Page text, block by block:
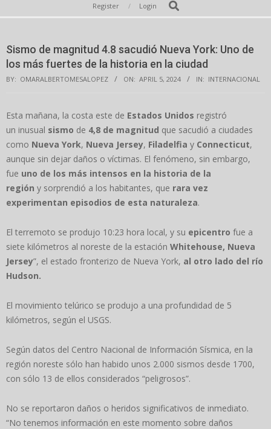
Navigation
Register Login Search
Sismo de magnitud 4.8 sacudió Nueva York: Uno de
los más fuertes de la historia en la ciudad
BY: OMARALBERTOMESALOPEZ ON: APRIL 5, 2024 IN: INTERNACIONAL
Esta mañana, la costa este de Estados Unidos registró
un inusual sismo de 4,8 de magnitud que sacudió a ciudades
como Nueva York, Nueva Jersey, Filadelfia y Connecticut,
aunque sin dejar daños o víctimas. El fenómeno, sin embargo,
fue uno de los más intensos en la historia de la
región y sorprendió a los habitantes, que rara vez
experimentan episodios de esta naturaleza.
El terremoto se produjo 10:23 hora local, y su epicentro fue a
siete kilómetros al noreste de la estación Whitehouse, Nueva
Jersey”, el estado fronterizo de Nueva York, al otro lado del río
Hudson.
El movimiento telúrico se produjo a una profundidad de 5
kilómetros, según el USGS.
Según datos del Centro Nacional de Información Sísmica, en la
región noreste sólo han habido unos 2.000 sismos desde 1700,
con sólo 13 de ellos considerados “peligrosos”.
No se reportaron daños o heridos significativos de inmediato.
“No tenemos información en este momento sobre daños